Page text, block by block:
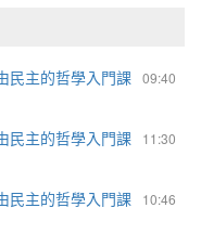
09:40
民主的哲學入門課
11:30
民主的哲學入門課
10:46
民主的哲學入門課